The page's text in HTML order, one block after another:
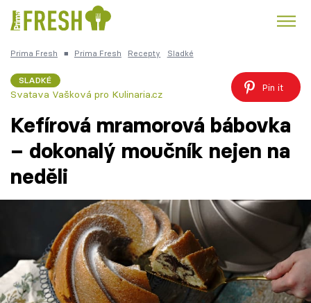
Česká kuchyně Čokoláda
Témata
Recepty
Články
TV Program
Prima Fresh ■ Prima Fresh Recepty Sladké
SLADKÉ
Svatava Vašková pro Kulinaria.cz
Pin it
Kefírová mramorová bábovka
– dokonalý moučník nejen na
neděli